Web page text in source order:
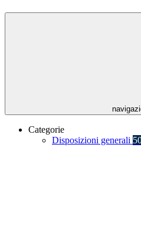
Categorie
Disposizioni generali